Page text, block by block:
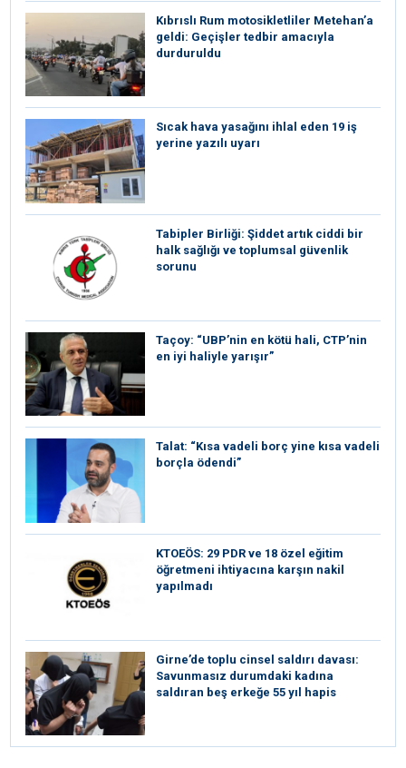
Kıbrıslı Rum motosikletliler Metehan’a
geldi: Geçişler tedbir amacıyla
durduruldu
Sıcak hava yasağını ihlal eden 19 iş
yerine yazılı uyarı
Tabipler Birliği: Şiddet artık ciddi bir
halk sağlığı ve toplumsal güvenlik
sorunu
Taçoy: “UBP’nin en kötü hali, CTP’nin
en iyi haliyle yarışır”
Talat: “Kısa vadeli borç yine kısa vadeli
borçla ödendi”
KTOEÖS: 29 PDR ve 18 özel eğitim
öğretmeni ihtiyacına karşın nakil
yapılmadı
Girne’de toplu cinsel saldırı davası:
Savunmasız durumdaki kadına
saldıran beş erkeğe 55 yıl hapis